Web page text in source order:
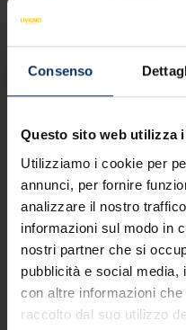
Consenso
Questo sito web utilizza
Utilizziamo i cookie per
annunci, per fornire
analizzare il nostro
informazioni sul modo in
nostri partner che si
pubblicità e social media,
con altre informazioni
raccolto dal suo utilizzo
ANIMAL
On the way from
and vice versa, you
most characteristic
your knowledge
the route, don't